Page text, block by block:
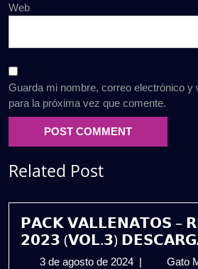
Web
Guarda mi nombre, correo electrónico y
para la próxima vez que comente.
Related Post
𝗣𝗔𝗖𝗞 𝗩𝗔𝗟𝗟𝗘𝗡𝗔𝗧𝗢𝗦 –
𝟮𝟬𝟮𝟯 (𝗩𝗢𝗟.𝟯)
3 de agosto de 2024 3| Gato